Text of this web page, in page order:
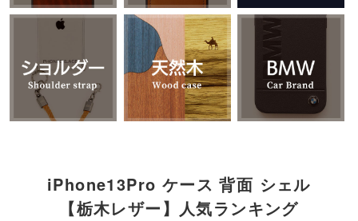
iPhone13Pro ケース 背面 シェル
【栃木レザー】人気ランキング